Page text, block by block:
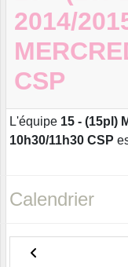
2014/
CSP
L'équipe 15 - (15pl)
10h30/11h30 CSP
Calendrier